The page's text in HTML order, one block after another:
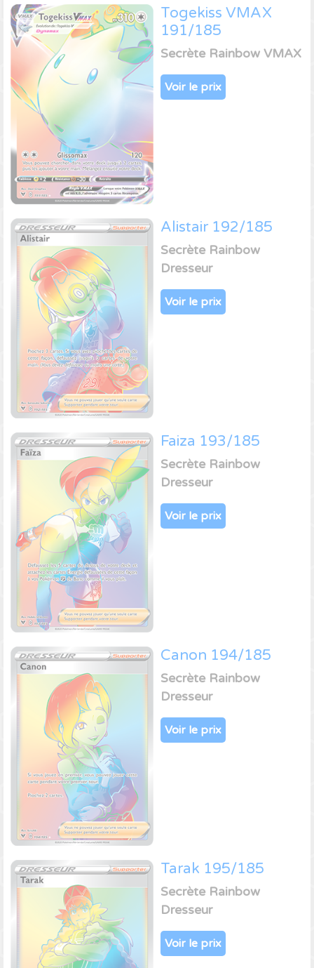
Togekiss VMAX
191/185
Secrète Rainbow VMAX
Voir le prix
Alistair 192/185
Secrète Rainbow
Dresseur
Voir le prix
Faiza 193/185
Secrète Rainbow
Dresseur
Voir le prix
Canon 194/185
Secrète Rainbow
Dresseur
Voir le prix
Tarak 195/185
Secrète Rainbow
Dresseur
Voir le prix